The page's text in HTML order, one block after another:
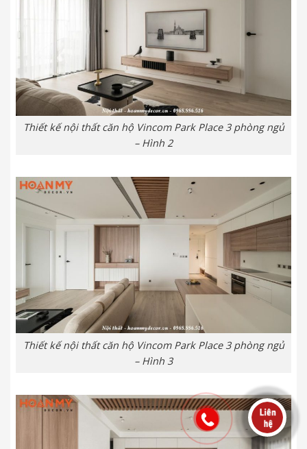
Thiết kế nội thất căn hộ Vincom Park Place 3 phòng ngủ
– Hình 2
Thiết kế nội thất căn hộ Vincom Park Place 3 phòng ngủ
– Hình 3